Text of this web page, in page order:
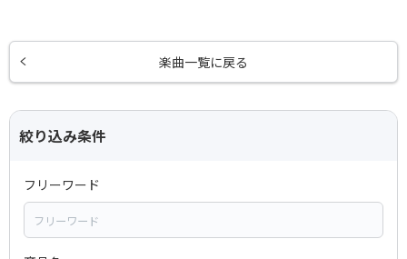
楽曲一覧に戻る
絞り込み条件
フリーワード